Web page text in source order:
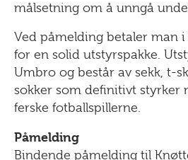
målsetning om å unngå
Ved påmelding betaler man
for en solid utstyrspakke.
Umbro og består av sekk, t-
sokker som definitivt styrker
ferske fotballspillerne.
Påmelding
Bindende påmelding til